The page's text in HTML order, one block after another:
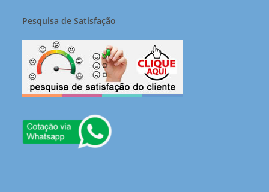
Pesquisa de Satisfação